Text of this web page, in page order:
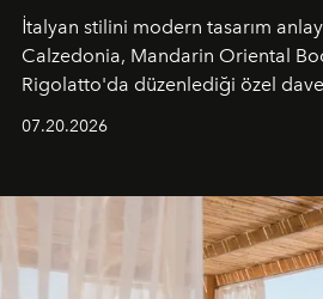
İtalyan stilini modern tasarım
Calzedonia, Mandarin Oriental
Rigolatto'da düzenlediği özel
07.20.2026